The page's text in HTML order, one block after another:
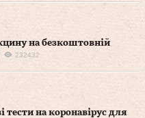
на безкоштовній
232432
тести на коронавірус для